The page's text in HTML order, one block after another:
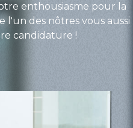
enthousiasme pour la
l'un des nôtres vous aussi
candidature !